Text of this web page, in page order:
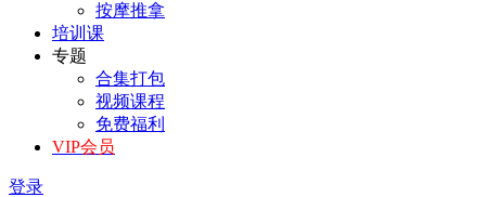
按摩推拿
培训课
专题
合集打包
视频课程
免费福利
VIP会员
登录